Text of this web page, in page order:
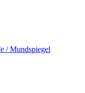
/ Mundspiegel